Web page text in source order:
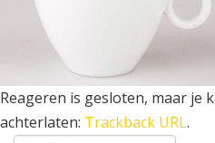
Reageren is gesloten, maar je
achterlaten: Trackback URL.